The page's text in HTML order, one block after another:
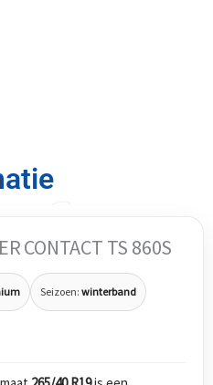
CONTACT TS 860S
Seizoen: winterband